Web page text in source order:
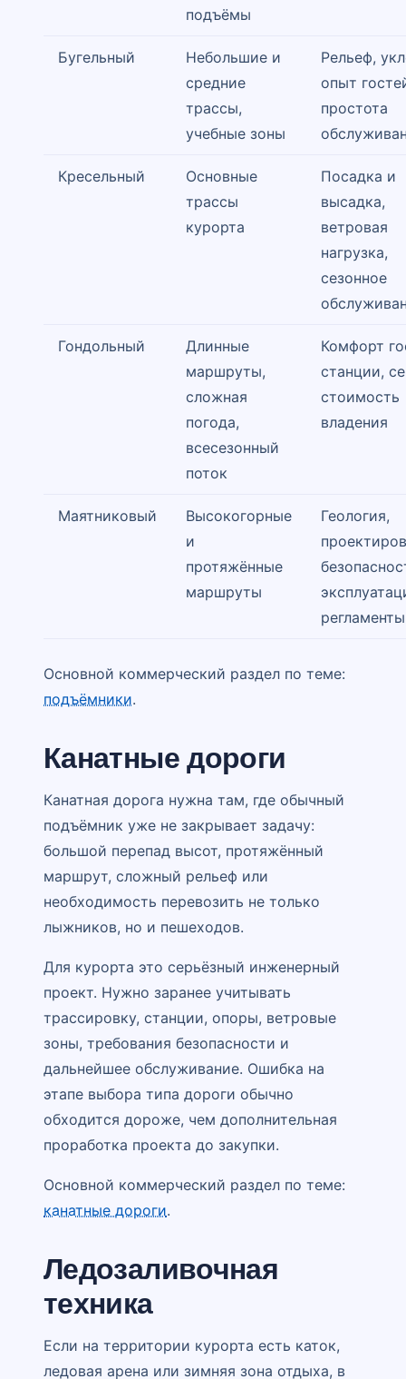
подъёмы
Бугельный
Небольшие и
средние
трассы,
учебные зоны
Рельеф,
опыт
простота
Кресельный
Основные
трассы
курорта
Посадка и
высадка,
ветровая
нагрузка,
сезонное
Гондольный
Длинные
маршруты,
сложная
погода,
всесезонный
поток
Комфорт
станции,
стоимость
владения
Маятниковый
Высокогорные
и
протяжённые
маршруты
Геология,
регламенты
Основной коммерческий раздел по теме:
подъёмники.
Канатные дороги
Канатная дорога нужна там, где обычный
подъёмник уже не закрывает задачу:
большой перепад высот, протяжённый
маршрут, сложный рельеф или
необходимость перевозить не только
лыжников, но и пешеходов.
Для курорта это серьёзный инженерный
проект. Нужно заранее учитывать
трассировку, станции, опоры, ветровые
зоны, требования безопасности и
дальнейшее обслуживание. Ошибка на
этапе выбора типа дороги обычно
обходится дороже, чем дополнительная
проработка проекта до закупки.
Основной коммерческий раздел по теме:
канатные дороги.
Ледозаливочная
техника
Если на территории курорта есть каток,
ледовая арена или зимняя зона отдыха, в